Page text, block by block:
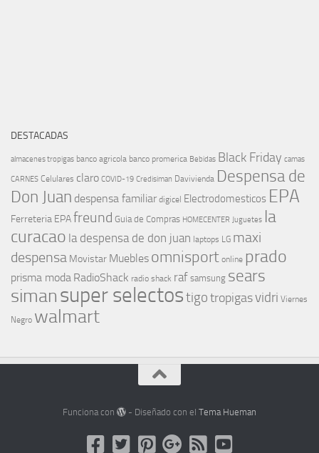
DESTACADAS
almacenes tropigas banco agricola banco promerica Bebidas Black Friday camas
CARNES Celulares claro COVID-19 Credisiman Davivienda Despensa de
Don Juan despensa familiar digicel Electrodomesticos EPA
Ferreteria EPAfreund Guia de Compras HOMECENTER Juguetes la
curacao la despensa de don juan laptops LG maxi
despensa Movistar Muebles omnisport online prado
prisma moda RadioShack radio shack raf samsung sears
simansuper selectostigotropigasvidri Viernes
Negro walmart
Funciona con - Diseñado con elTema Hueman